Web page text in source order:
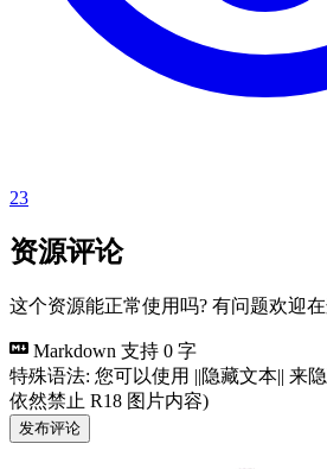
23
资源评论
这个资源能正常使用吗? 有问题欢迎
Markdown 支持 0 字
特殊语法: 您可以使用 ||隐藏文本|| 来
依然禁止 R18 图片内容)
发布评论